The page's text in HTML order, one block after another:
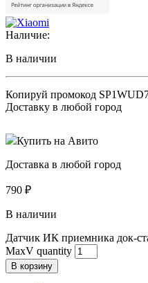
Наличие:
В наличии
Копируй промокод
Доставку в любой город
Купить на Авито
Доставка в любой город
790 ₽
В наличии
Датчик ИК приемника док-
MaxV quantity
В корзину